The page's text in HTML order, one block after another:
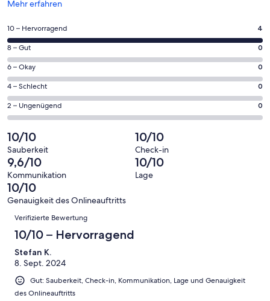
Mehr erfahren
Wird
einem
neuen
Fenster
geöffnet
4
von
insgesamt
4
Gästebewertungen
haben
eine
Bewertung
von
10
-
Hervorragend
10 – Hervorragend 4
0
von
insgesamt
4
Gästebewertungen
haben
Bewertung
von
8
-
Gut
8 – Gut 0
0
von
insgesamt
4
Gästebewertungen
haben
eine
Bewertung
von
6
-
Okay
6 – Okay 0
0
von
insgesamt
Gästebewertungen
haben
eine
Bewertung
von
4
4 – Schlecht 0
0
von
insgesamt
4
Gästebewertungen
haben
eine
Bewertung
2 – Ungenügend 0
10/10
Sauberkeit
10/10
Check-in
9,6/10
Kommunikation
10/10
Lage
10/10
Genauigkeit des Onlineauftritts
Bewertungen
Verifizierte Bewertung
10/10 – Hervorragend
Stefan K.
8. Sept. 2024
Gut: Sauberkeit, Check-in, Kommunikation, Lage und Genauigkeit
des Onlineauftritts